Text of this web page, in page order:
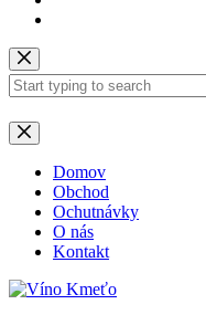
Skip
to
content
No
results
Domov
Obchod
Ochutnávky
O nás
Kontakt